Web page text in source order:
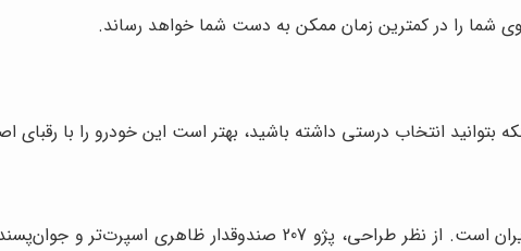
شما را در کمترین زمان ممکن به دست شما خواهد رساند.
بتوانید انتخاب درستی داشته باشید، بهتر است این خودرو را با رقبای
پژو 207 صندوقدار، یکی از رقبای اصلی دنا پلاس در بازار ایران است.